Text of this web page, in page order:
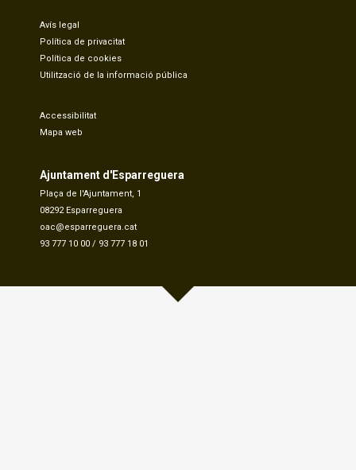
Avís legal
Política de privacitat
Política de cookies
Utilització de la informació pública
Accessibilitat
Mapa web
Ajuntament d'Esparreguera
Plaça de l'Ajuntament, 1
08292 Esparreguera
oac@esparreguera.cat
93 777 10 00 / 93 777 18 01